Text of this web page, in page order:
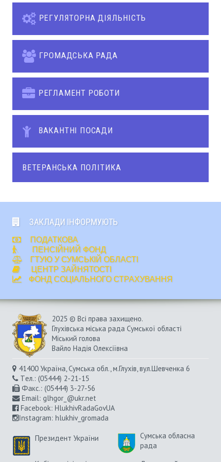
РЕГУЛЯТОРНА ДІЯЛЬНІСТЬ
ГРОМАДСЬКА РАДА
РЕГЛАМЕНТ РОБОТИ
ВАКАНТНІ ПОСАДИ
ВЕТЕРАНСЬКА ПОЛІТИКА
ЗАКЛАДИ ІНФОРМУЮТЬ
ПОДАТКОВА
ПЕНСІЙНИЙ ФОНД
ГТУЮ У СУМСЬКІЙ ОБЛАСТІ
ЦЕНТР ЗАЙНЯТОСТІ
ФОНД СОЦІАЛЬНОГО СТРАХУВАННЯ
2025 © Всі права захищено.
Глухівська міська рада Сумської області
Міський голова
Вайло Надія Олексіївна
41400 Україна, Сумська обл., м.Глухів, вул.Шевченка 6
Tел.: (05444) 2-21-15
Факс.: (05444) 3-27-56
Email: glhgor_@ukr.net
Facebook: HlukhivRadaGovUA
Instagram: hlukhiv_gromada
Президент України
Сумська обласна
рада